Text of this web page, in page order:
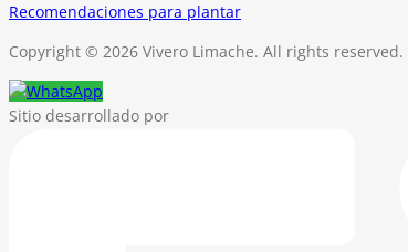
Recomendaciones para plantar
Copyright © 2026 Vivero Limache. All rights reserved.
Sitio desarrollado por